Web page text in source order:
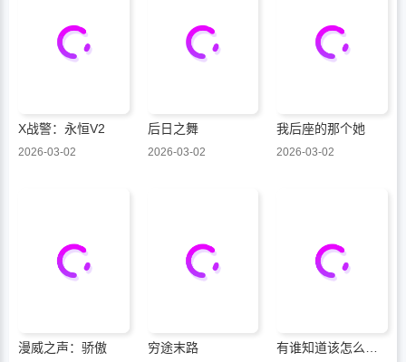
X战警：永恒V2
2026-03-02
后日之舞
2026-03-02
我后座的那个她
2026-03-02
漫威之声：骄傲 穷途末路